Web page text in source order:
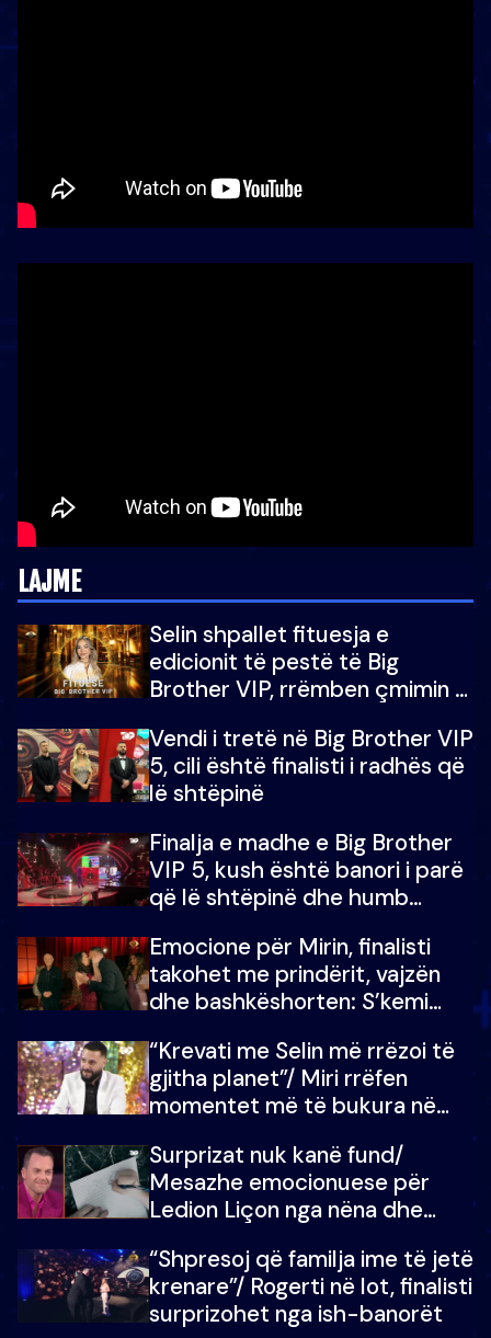
LAJME
Selin shpallet fituesja e
edicionit të pestë të Big
Brother VIP, rrëmben çmimin e
Vendi i tretë në Big Brother VIP
5, cili është finalisti i radhës që
lë shtëpinë
Finalja e madhe e Big Brother
VIP 5, kush është banori i parë
që lë shtëpinë dhe humb
çmimin e madh
Emocione për Mirin, finalisti
takohet me prindërit, vajzën
dhe bashkëshorten: S’kemi
“Krevati me Selin më rrëzoi të
gjitha planet”/ Miri rrëfen
momentet më të bukura në
mungojë zilja e mëngjesit kur…
Surprizat nuk kanë fund/
Mesazhe emocionuese për
Ledion Liçon nga nëna dhe
mban dot lotët: Nuk meritoj…
“Shpresoj që familja ime të jetë
krenare”/ Rogerti në lot, finalisti
surprizohet nga ish-banorët